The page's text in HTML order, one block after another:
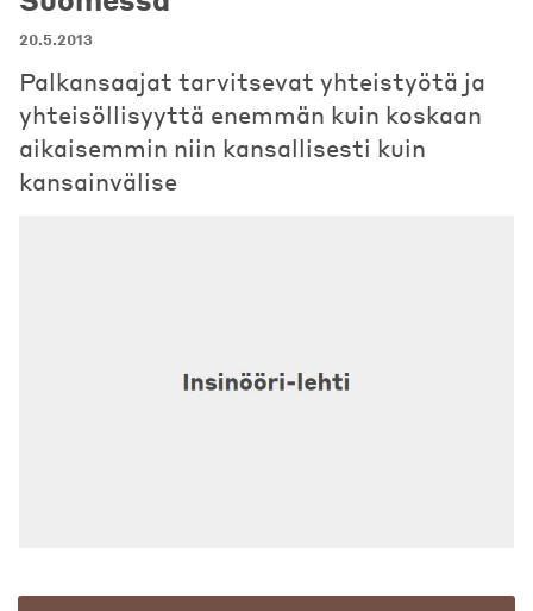
20.5.2013
Palkansaajat tarvitsevat yhteistyötä ja
yhteisöllisyyttä enemmän kuin koskaan
aikaisemmin niin kansallisesti kuin
kansainvälise